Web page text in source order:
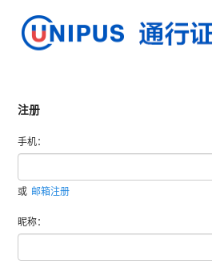
注册
手机：
或 邮箱注册
昵称：